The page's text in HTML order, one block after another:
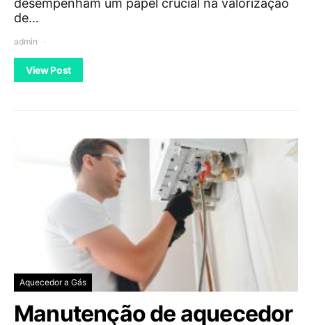
desempenham um papel crucial na valorização
de…
admin
View Post
Aquecedor a Gás
Manutenção de aquecedor